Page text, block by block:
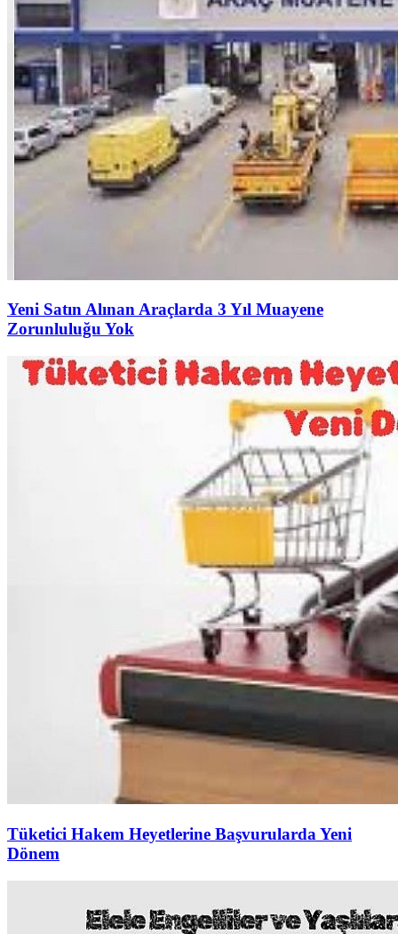
Yeni Satın Alınan Araçlarda 3 Yıl Muayene
Zorunluluğu Yok
Tüketici Hakem Heyetlerine Başvurularda Yeni
Dönem